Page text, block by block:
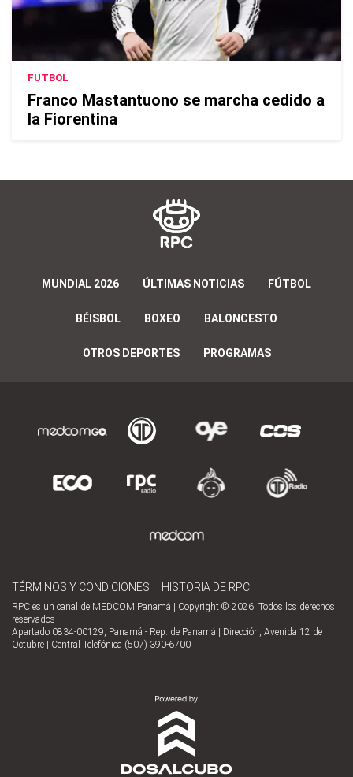
FUTBOL
Franco Mastantuono se marcha cedido a
la Fiorentina
MUNDIAL 2026 ÚLTIMAS NOTICIAS FÚTBOL
BÉISBOL BOXEO BALONCESTO
OTROS DEPORTES PROGRAMAS
TÉRMINOS Y CONDICIONES HISTORIA DE RPC
RPC es un canal de MEDCOM Panamá | Copyright © 2026. Todos los derechos
reservados
Apartado 0834-00129, Panamá - Rep. de Panamá | Dirección, Avenida 12 de
Octubre | Central Telefónica (507) 390-6700